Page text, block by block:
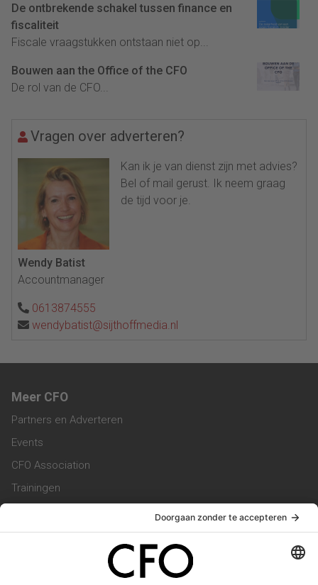
De ontbrekende schakel tussen finance en
fiscaliteit
Fiscale vraagstukken ontstaan niet op...
Bouwen aan the Office of the CFO
De rol van de CFO...
Vragen over adverteren?
Kan ik je van dienst zijn met advies?
Bel of mail gerust. Ik neem graag
de tijd voor je.
Wendy Batist
Accountmanager
0613874555
wendybatist@sijthoffmedia.nl
Meer CFO
Partners en Adverteren
Events
CFO Association
Trainingen
Vacatures
Service & Contact